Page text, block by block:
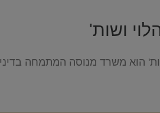
ושות'
הוא משרד מנוסה המתמחה בדיני